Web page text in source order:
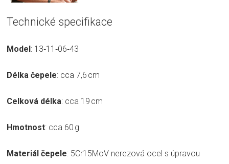
Technické specifikace
Model : 13‑11‑06‑43
Délka čepele: cca 7,6 cm
Celková délka: cca 19 cm
Hmotnost: cca 60 g
Materiál čepele: 5Cr15MoV nerezová ocel s úpravou